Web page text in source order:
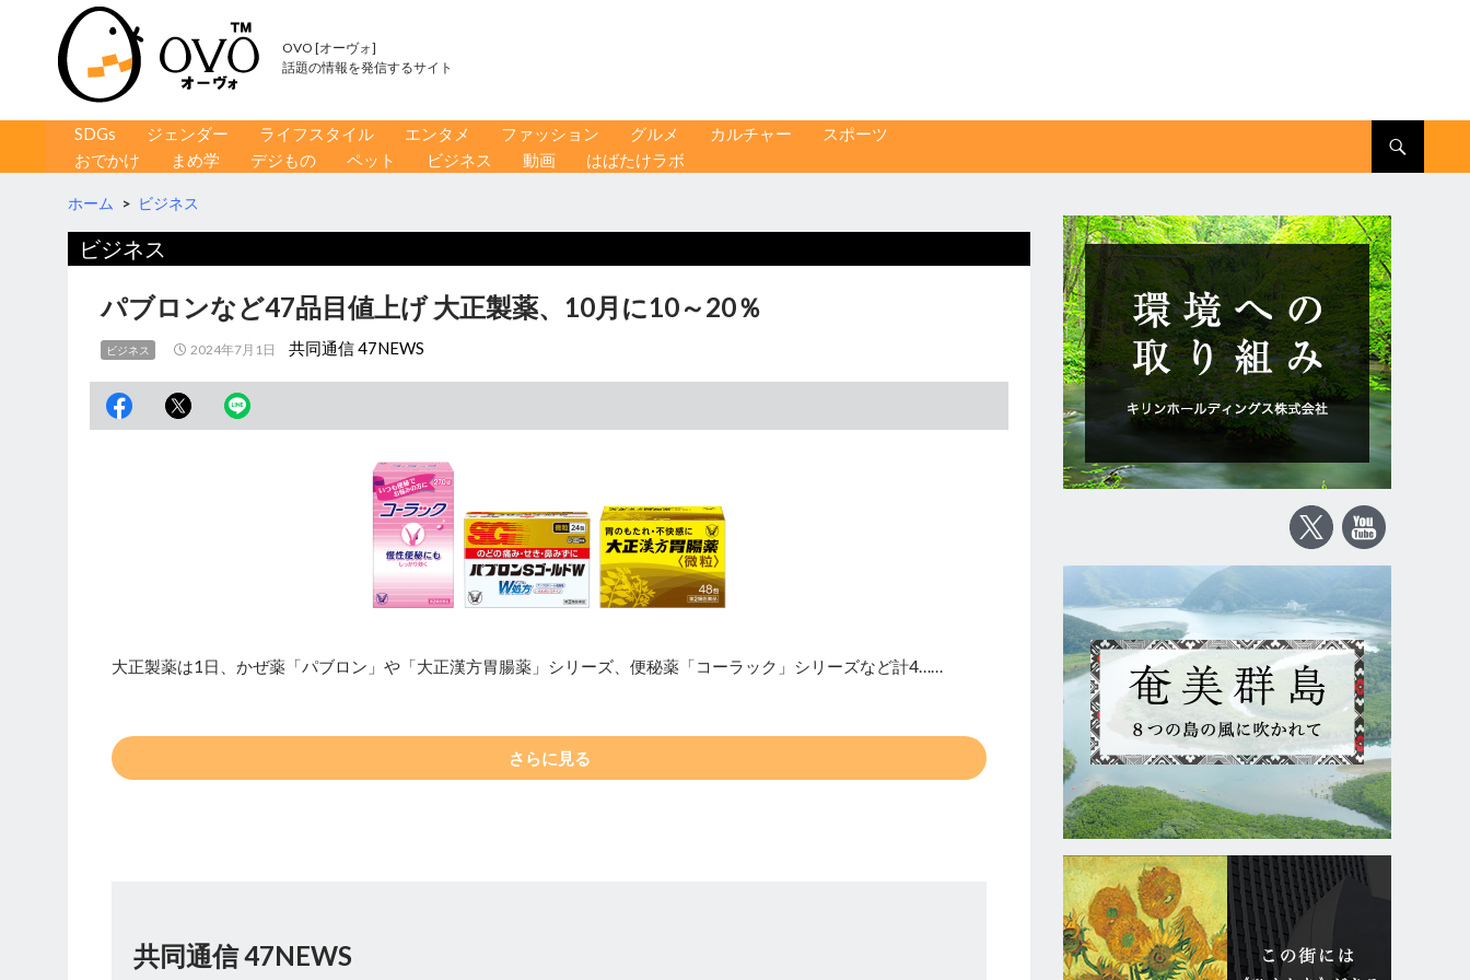
OVO [オーヴォ]
話題の情報を発信するサイト
コンテンツへ移動
SDGs ジェンダー ライフスタイル エンタメ ファッション グルメ カルチャー
スポーツ
おでかけ
まめ学 デジもの ペット ビジネス 動画 はばたけラボ
ホーム > ビジネス
ビジネス
パブロンなど47品目値上げ 大正製薬、10月に10～20％
ビジネス 2024年7月1日 共同通信 47NEWS
大正製薬は1日、かぜ薬「パブロン」や「大正漢方胃腸薬」シリーズ、便秘薬「コーラック」シリーズなど計4……
さらに見る
共同通信 47NEWS